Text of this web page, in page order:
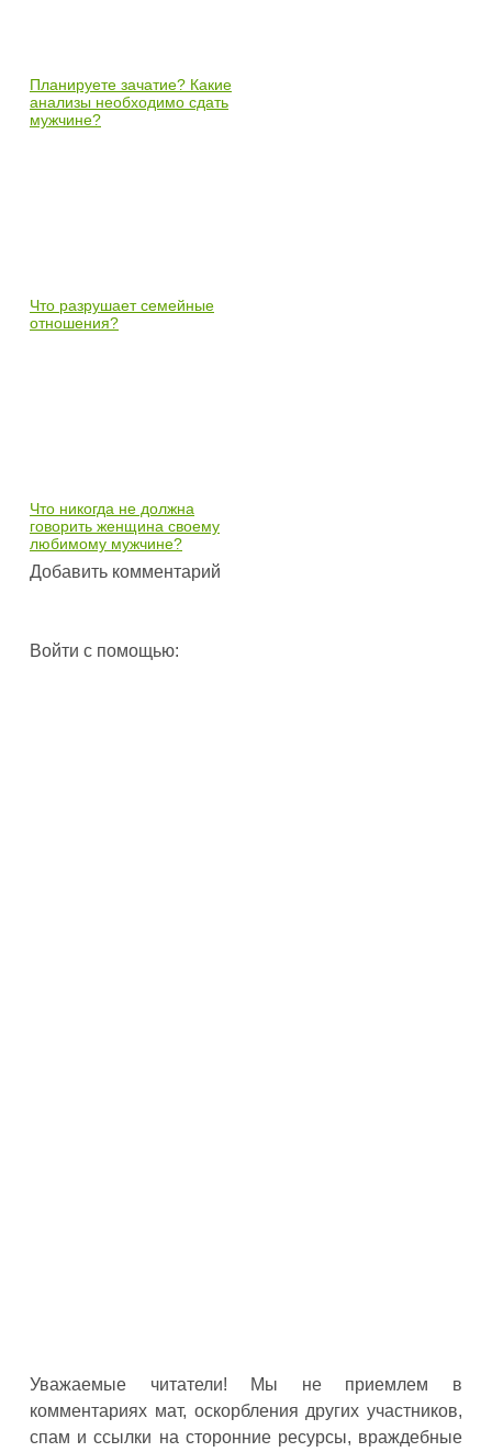
Планируете зачатие? Какие
анализы необходимо сдать
мужчине?
Что разрушает семейные
отношения?
Что никогда не должна
говорить женщина своему
любимому мужчине?
Добавить комментарий
Войти с помощью:
Уважаемые читатели! Мы не приемлем в
комментариях мат, оскорбления других участников,
спам и ссылки на сторонние ресурсы, враждебные